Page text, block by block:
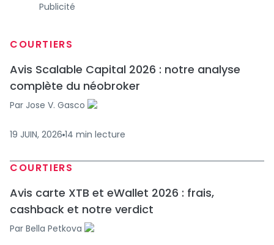
Publicité
COURTIERS
Avis Scalable Capital 2026 : notre analyse
complète du néobroker
Par Jose V. Gasco
19 JUIN, 2026 14 min lecture
COURTIERS
Avis carte XTB et eWallet 2026 : frais,
cashback et notre verdict
Par Bella Petkova